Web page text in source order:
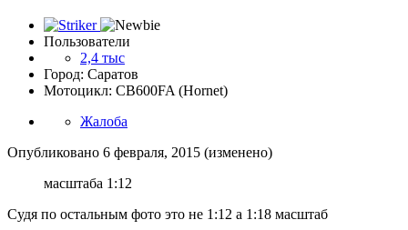
Пользователи
2,4 тыс
Город: Саратов
Мотоцикл: CB600FA (Hornet)
Жалоба
Опубликовано 6 февраля, 2015 (изменено)
масштаба 1:12
Судя по остальным фото это не 1:12 а 1:18 масштаб